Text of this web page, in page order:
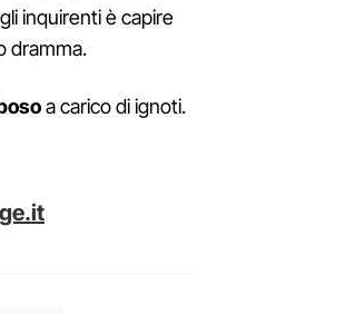
inquirenti è capire
dramma.
a carico di ignoti.